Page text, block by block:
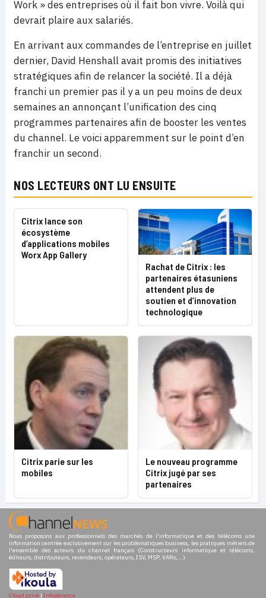
Work » des entreprises où il fait bon vivre. Voilà qui
devrait plaire aux salariés.
En arrivant aux commandes de l’entreprise en juillet
dernier, David Henshall avait promis des initiatives
stratégiques afin de relancer la société. Il a déjà
franchi un premier pas il y a un peu moins de deux
semaines an annonçant l’unification des cinq
programmes partenaires afin de booster les ventes
du channel. Le voici apparemment sur le point d’en
franchir un second.
NOS LECTEURS ONT LU ENSUITE
Citrix lance son
écosystème
d’applications mobiles
Worx App Gallery
Rachat de Citrix : les
partenaires étasuniens
attendent plus de
soutien et d’innovation
technologique
Citrix parie sur les
mobiles
Le nouveau programme
Citrix jugé par ses
partenaires
Nous proposons aux professionnels des marchés de l'informatique et des télécoms une
information centrée exclusivement sur les problématiques business, les pratiques métiers de
l'ensemble des acteurs du channel français (Constructeurs informatique et télécoms,
éditeurs, distributeurs, revendeurs, opérateurs, ISV, MSP, VARs,...)
Cloud privé | Infogérance